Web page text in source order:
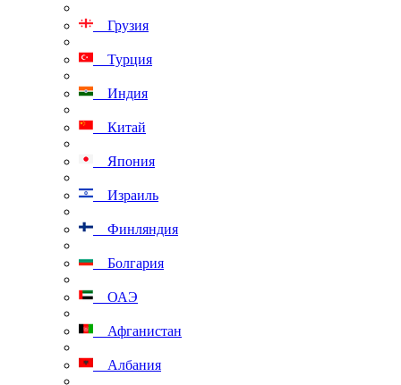
Грузия
Турция
Индия
Китай
Япония
Израиль
Финляндия
Болгария
ОАЭ
Афганистан
Албания